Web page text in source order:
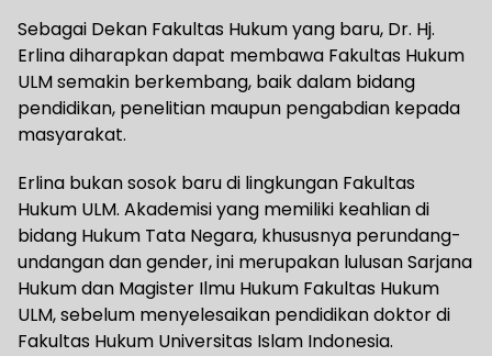
Sebagai Dekan Fakultas Hukum yang baru, Dr. Hj.
Erlina diharapkan dapat membawa Fakultas Hukum
ULM semakin berkembang, baik dalam bidang
pendidikan, penelitian maupun pengabdian kepada
masyarakat.
Erlina bukan sosok baru di lingkungan Fakultas
Hukum ULM. Akademisi yang memiliki keahlian di
bidang Hukum Tata Negara, khususnya perundang-
undangan dan gender, ini merupakan lulusan Sarjana
Hukum dan Magister Ilmu Hukum Fakultas Hukum
ULM, sebelum menyelesaikan pendidikan doktor di
Fakultas Hukum Universitas Islam Indonesia.